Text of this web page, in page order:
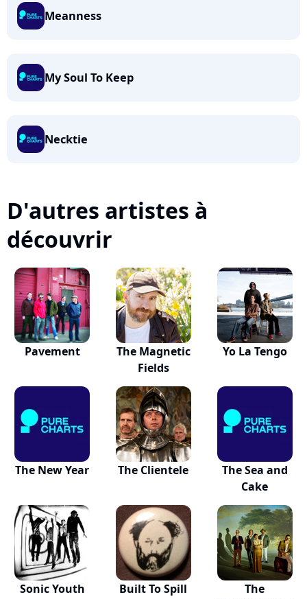
Meanness
My Soul To Keep
Necktie
D'autres artistes à
découvrir
Pavement
The Magnetic
Fields
Yo La Tengo
The New Year The Clientele
The Sea and
Cake
Sonic Youth Built To Spill
The